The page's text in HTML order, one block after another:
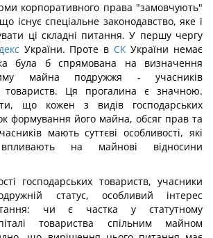
корпоративного права "замовчують"
існує спеціальне законодавство, яке і
ці складні питання. У першу чергу
України. Проте в СКУкраїни немає
була б спрямована на визначення
майна подружжя - учасників
товариств. Ця прогалина є значною.
що кожен з видів господарських
формування його майна, обсяг прав та
мають суттєві особливості, які
впливають на майнові відносини
господарських товариств, учасники
статус, особливий інтерес
чи є частка у статутному
товариства спільним майном